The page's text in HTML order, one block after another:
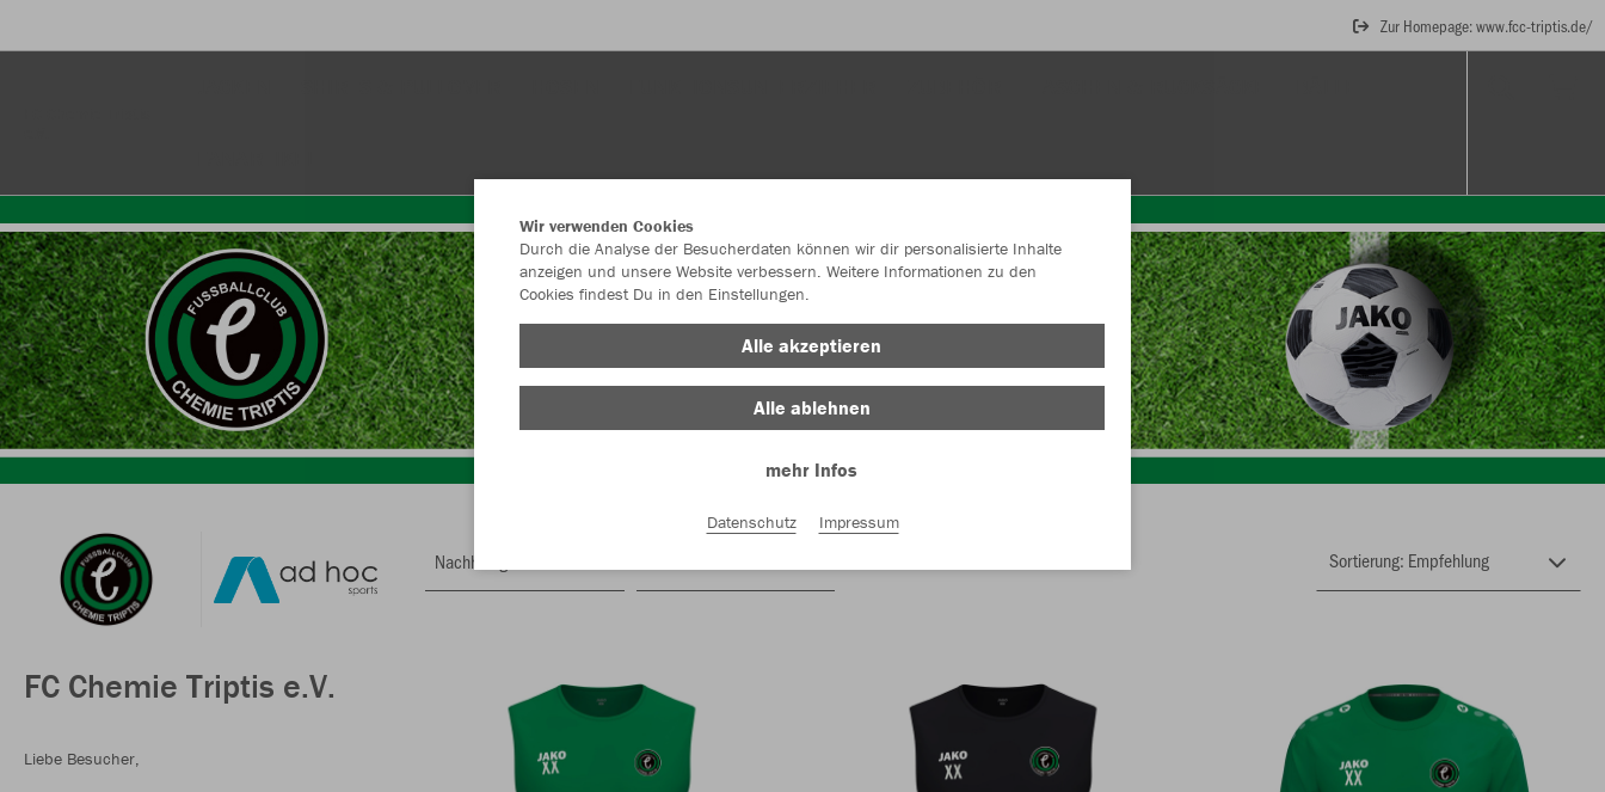
Zur Homepage: www.fcc-triptis.de/
FC Chemie Triptis e.V.
Liebe Besucher,
Nachhaltig
Wir verwenden Cookies
Durch die Analyse der Besucherdaten können wir dir personalisierte Inhalte
anzeigen und unsere Website verbessern. Weitere Informationen zu den
Cookies findest Du in den Einstellungen.
Alle akzeptieren
Alle ablehnen
mehr Infos
Datenschutz Impressum